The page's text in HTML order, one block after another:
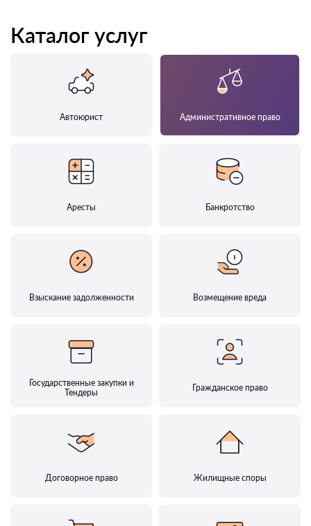
Каталог услуг
Автоюрист Административное право
Аресты Банкротство
Взыскание задолженности Возмещение вреда
Государственные закупки и
Тендеры
Гражданское право
Договорное право Жилищные споры